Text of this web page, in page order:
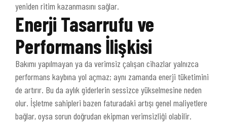
yeniden ritim kazanmasını sağlar.
Enerji Tasarrufu ve
Performans İlişkisi
Bakımı yapılmayan ya da verimsiz çalışan cihazlar yalnızca
performans kaybına yol açmaz; aynı zamanda enerji tüketimini
de artırır. Bu da aylık giderlerin sessizce yükselmesine neden
olur. İşletme sahipleri bazen faturadaki artışı genel maliyetlere
bağlar, oysa sorun doğrudan ekipman verimsizliği olabilir.